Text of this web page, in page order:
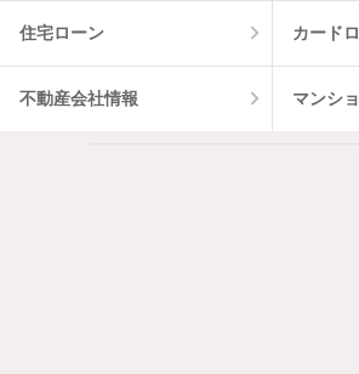
住宅ローン カード
不動産会社情報 マンシ